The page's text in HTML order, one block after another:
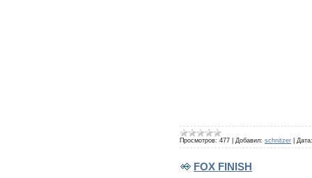
Просмотров: 477 Добавил: schnitzer Дата:
FOX FINISH